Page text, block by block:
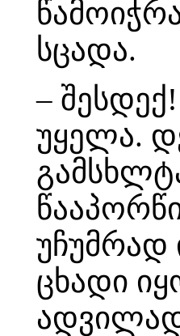
სცადა.
–
უყელა.
უჩუმრად
ცხადი
ადვილად